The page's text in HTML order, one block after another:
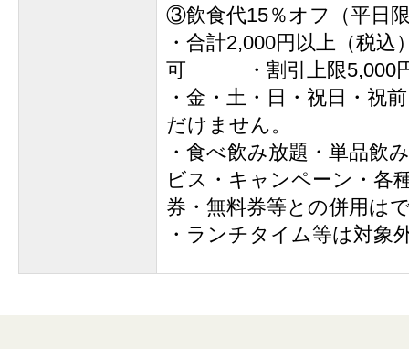
③飲食代15％オフ（平日
・合計2,000円以上（税込
可 ・割引上限5,000
・金・土・日・祝日・祝
だけません。
・食べ飲み放題・単品飲
ビス・キャンペーン・各
券・無料券等との併用は
・ランチタイム等は対象